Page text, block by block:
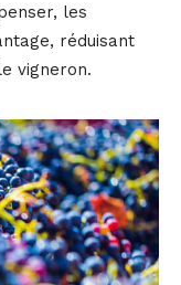
les
réduisant
vigneron.